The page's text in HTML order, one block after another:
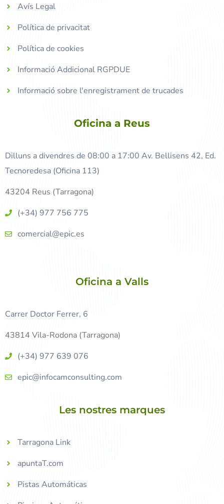
Avís Legal
Política de privacitat
Política de cookies
Informació Addicional RGPDUE
Informació sobre l'enregistrament de trucades
Oficina a Reus
Dilluns a divendres de 08:00 a 17:00 Av. Bellisens 42, Ed.
Tecnoredesa (Oficina 113)
43204 Reus (Tarragona)
(+34) 977 756 775
comercial@epic.es
Oficina a Valls
Carrer Doctor Ferrer, 6
43814 Vila-Rodona (Tarragona)
(+34) 977 639 076
epic@infocamconsulting.com
Les nostres marques
Tarragona Link
apuntaT.com
Pistas Automáticas